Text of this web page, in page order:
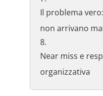
Il problema
non arrivano
Near miss e
organizzativa